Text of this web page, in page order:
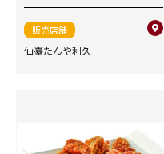
販売店舗
仙臺たんや利久